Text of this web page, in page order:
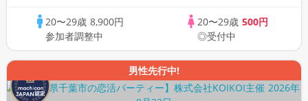
20〜29歳 8,900円
参加者調整中
20〜29歳 500円
◎受付中
男性先行中!